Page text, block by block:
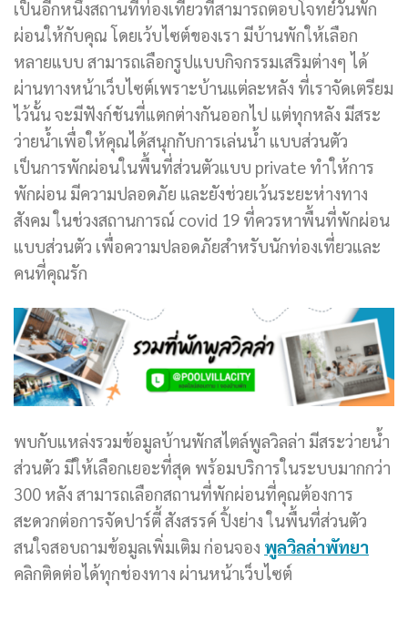
เป็นอีกหนึ่งสถานที่ท่องเที่ยวที่สามารถตอบโจทย์วันพัก
ผ่อนให้กับคุณ โดยเว้บไซต์ของเรา มีบ้านพักให้เลือก
หลายแบบ สามารถเลือกรูปแบบกิจกรรมเสริมต่างๆ ได้
ผ่านทางหน้าเว็บไซต์เพราะบ้านแต่ละหลัง ที่เราจัดเตรียม
ไว้นั้น จะมีฟังก์ชันที่แตกต่างกันออกไป แต่ทุกหลัง มีสระ
ว่ายน้ำเพื่อให้คุณได้สนุกกับการเล่นน้ำ แบบส่วนตัว
เป็นการพักผ่อนในพื้นที่ส่วนตัวแบบ private ทำให้การ
พักผ่อน มีความปลอดภัย และยังช่วยเว้นระยะห่างทาง
สังคม ในช่วงสถานการณ์ covid 19 ที่ควรหาพื้นที่พักผ่อน
แบบส่วนตัว เพื่อความปลอดภัยสำหรับนักท่องเที่ยวและ
คนที่คุณรัก
พบกับแหล่งรวมข้อมูลบ้านพักสไตล์พูลวิลล่า มีสระว่ายน้ำ
ส่วนตัว มีให้เลือกเยอะที่สุด พร้อมบริการในระบบมากกว่า
300 หลัง สามารถเลือกสถานที่พักผ่อนที่คุณต้องการ
สะดวกต่อการจัดปาร์ตี้ สังสรรค์ ปิ้งย่าง ในพื้นที่ส่วนตัว
สนใจสอบถามข้อมูลเพิ่มเติม ก่อนจอง พูลวิลล่าพัทยา
คลิกติดต่อได้ทุกช่องทาง ผ่านหน้าเว็บไซต์